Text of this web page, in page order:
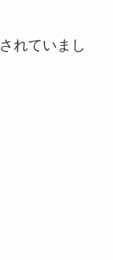
れていまし